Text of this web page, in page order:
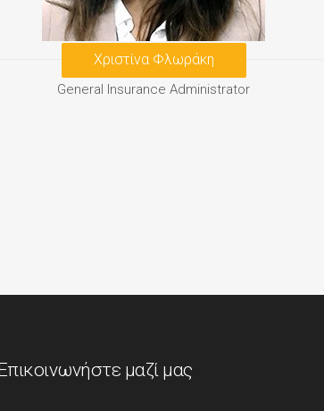
Χριστίνα Φλωράκη
General Insurance Administrator
μαζί μας